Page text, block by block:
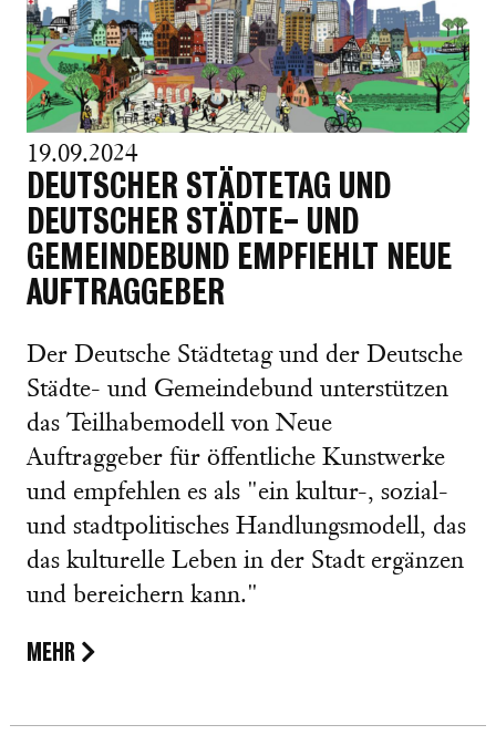
19.09.2024
DEUTSCHER STÄDTETAG UND
DEUTSCHER STÄDTE- UND
GEMEINDEBUND EMPFIEHLT NEUE
AUFTRAGGEBER
Der Deutsche Städtetag und der Deutsche
Städte- und Gemeindebund unterstützen
das Teilhabemodell von Neue
Auftraggeber für öffentliche Kunstwerke
und empfehlen es als "ein kultur-, sozial-
und stadtpolitisches Handlungsmodell, das
das kulturelle Leben in der Stadt ergänzen
und bereichern kann."
MEHR